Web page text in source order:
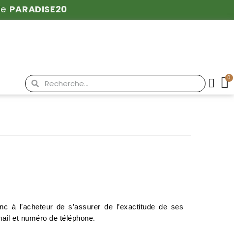
PARADISE20
à l’acheteur de s’assurer de l’exactitude de ses
et numéro de téléphone.